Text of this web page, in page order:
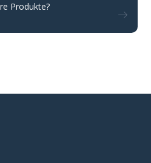
Produkte?